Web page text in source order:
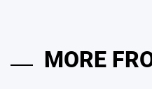
MORE